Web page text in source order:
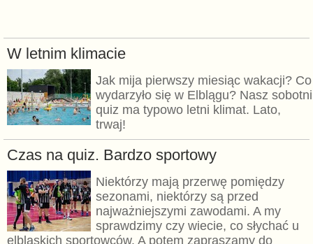
W letnim klimacie
Jak mija pierwszy miesiąc wakacji? Co
wydarzyło się w Elblągu? Nasz sobotni
quiz ma typowo letni klimat. Lato,
trwaj!
Czas na quiz. Bardzo sportowy
Niektórzy mają przerwę pomiędzy
sezonami, niektórzy są przed
najważniejszymi zawodami. A my
sprawdzimy czy wiecie, co słychać u
elbląskich sportowców. A potem zapraszamy do